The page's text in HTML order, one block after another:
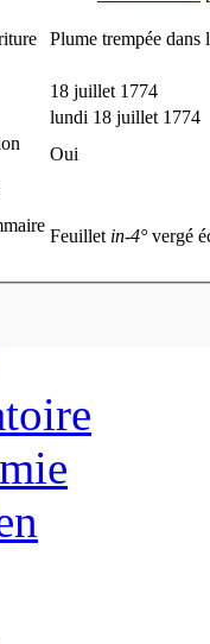
Plume trempée dans
18 juillet 1774
lundi 18 juillet 1774
Oui
Feuillet in-4°vergé